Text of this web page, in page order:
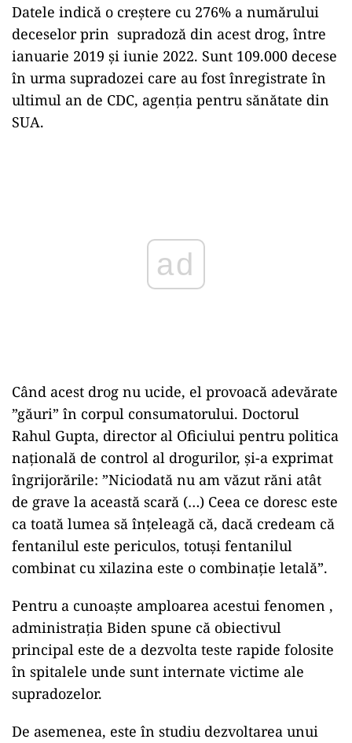
Datele indică o creștere cu 276% a numărului
deceselor prin supradoză din acest drog, între
ianuarie 2019 și iunie 2022. Sunt 109.000 decese
în urma supradozei care au fost înregistrate în
ultimul an de CDC, agenția pentru sănătate din
SUA.
Când acest drog nu ucide, el provoacă adevărate
”găuri” în corpul consumatorului. Doctorul
Rahul Gupta, director al Oficiului pentru politica
națională de control al drogurilor, și-a exprimat
îngrijorările: ”Niciodată nu am văzut răni atât
de grave la această scară (…) Ceea ce doresc este
ca toată lumea să înțeleagă că, dacă credeam că
fentanilul este periculos, totuși fentanilul
combinat cu xilazina este o combinație letală”.
Pentru a cunoaște amploarea acestui fenomen ,
administrația Biden spune că obiectivul
principal este de a dezvolta teste rapide folosite
în spitalele unde sunt internate victime ale
supradozelor.
De asemenea, este în studiu dezvoltarea unui